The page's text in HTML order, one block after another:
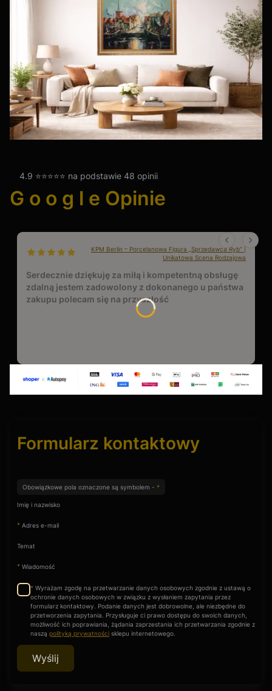
4.9 ⭐⭐⭐⭐⭐ na podstawie 48 opinii
G o o g l e Opinie
dał ocenę: 5
KPM Berlin – Porcelanowa Figura „Sprzedawca Ryb” |
Unikatowa Scena Rodzajowa
Serdecznie dziękuję za miłą i kompetentną obsługę
zdalną jestem zadowolony z dokonanego u państwa
zakupu polecam się na przyszłość
Formularz kontaktowy
Obowiązkowe pola oznaczone są symbolem - *
Imię i nazwisko
* Adres e-mail
Temat
* Wiadomość
* Wyrażam zgodę na przetwarzanie danych osobowych zgodnie z ustawą o
ochronie danych osobowych w związku z wysłaniem zapytania przez
formularz kontaktowy. Podanie danych jest dobrowolne, ale niezbędne do
przetworzenia zapytania. Przysługuje ci prawo dostępu do swoich danych,
możliwość ich poprawiania, żądania zaprzestania ich przetwarzania zgodnie z
naszą polityką prywatności sklepu internetowego.
Wyślij